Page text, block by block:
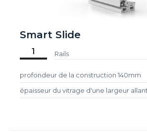
Smart Slide
1 Rails
profondeur de la construction 140mm
épaisseur du vitrage d'une largeur